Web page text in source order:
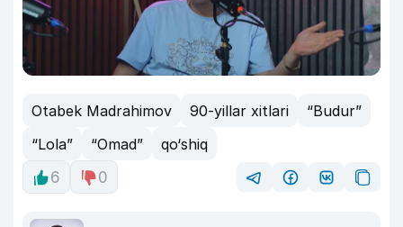
Otabek Madrahimov 90-yillar xitlari
“Budur”
“Lola”
“Omad”
qo‘shiq
6
0